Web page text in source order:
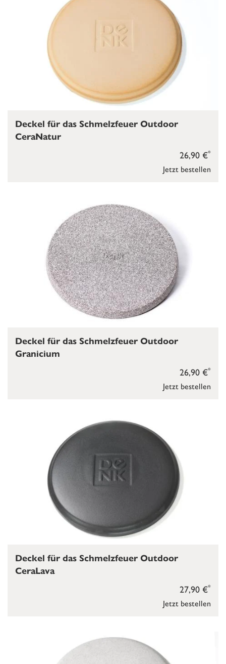
Jetzt bestellen
26,90 €*
Deckel für das Schmelzfeuer Outdoor
CeraNatur
Jetzt bestellen
26,90 €*
Deckel für das Schmelzfeuer Outdoor
Granicium
Jetzt bestellen
27,90 €*
Deckel für das Schmelzfeuer Outdoor
CeraLava